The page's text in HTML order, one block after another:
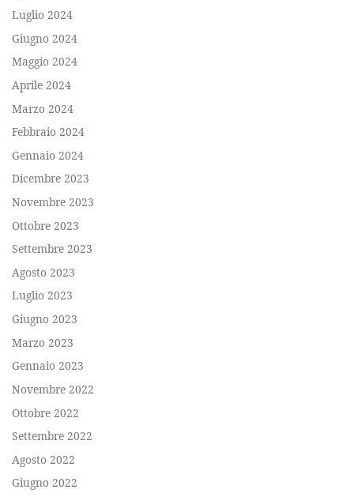
Luglio 2024
Giugno 2024
Maggio 2024
Aprile 2024
Marzo 2024
Febbraio 2024
Gennaio 2024
Dicembre 2023
Novembre 2023
Ottobre 2023
Settembre 2023
Agosto 2023
Luglio 2023
Giugno 2023
Marzo 2023
Gennaio 2023
Novembre 2022
Ottobre 2022
Settembre 2022
Agosto 2022
Giugno 2022